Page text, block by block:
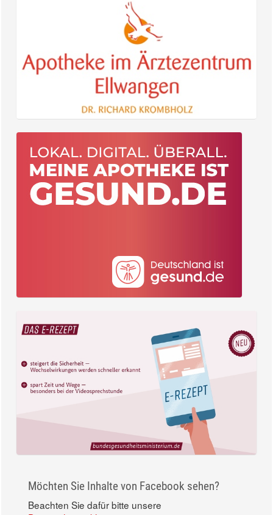
Möchten Sie Inhalte von Facebook sehen?
Beachten Sie dafür bitte unsere